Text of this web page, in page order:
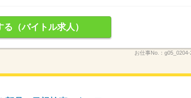
る（バイトル求人）
お仕事No.： g05_0204-